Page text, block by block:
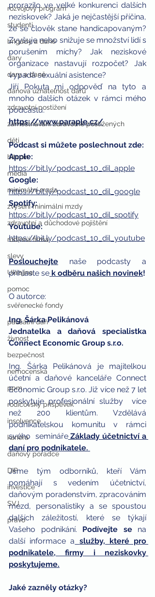
rozvojový program
studenti
brigády a daně
dary
dary a daně
daňová uznatelnost darů
zdravotní postižení
zaměstnávání zdravotně postižených
děti
bitcoin
média
minimální mzda
zvýšení minimální mzdy
zdravotní a důchodové pojištění
rodinná firma
slevy
Ukrajina
pomoc
svěřenecké fondy
paušální daň
živnost
bezpečnost
nemocenská
ppm
rodičovský příspěvek
insolvence
kariéra
daňový poradce
DIP
investice
SVJ
právo
prorazilo ve velké konkurenci dalších
neziskovek? Jaká je nejčastější příčina,
že se člověk stane handicapovaným?
Zvyšuje nebo snižuje se množství lidí s
porušením míchy? Jak neziskové
organizace nastavují rozpočet? Jak
vypadá sexuální asistence?
Jiří Pokuta mi odpověď na tyto a
mnoho dalších otázek v rámci mého
podcastu.
https://www.paraple.cz/
Podcast si můžete poslechnout zde:
https://bit.ly/podcast_10_dil_apple
https://bit.ly/podcast_10_dil_google
Spotify:
https://bit.ly/podcast_10_dil_spotify
Youtube:
https://bit.ly/podcast_10_dil_youtube
Poslouchejte
naše podcasty a
přihlaste se k odběru našich novinek!
O autorce:
Ing. Šárka Pelikánová
Jednatelka a daňová specialistka
Connect Economic Group s.r.o.
Ing. Šárka Pelikánová je majitelkou
účetní a daňové kanceláře Connect
Economic Group s.r.o. Již více než 7 let
poskytuje profesionální služby  více
než 200 klientům. Vzdělává
podnikatelskou komunitu v rámci
svého  semináře Základy účetnictví a
daní pro podnikatele.
Jsme tým odborníků, kteří Vám
pomáhají s vedením účetnictví,
daňovým poradenstvím, zpracováním
mezd, personalistiky a se spoustou
dalších záležitostí, které se týkají
Vašeho podnikání. Podívejte se na
další informace a služby, které pro
podnikatele, firmy i neziskovky
poskytujeme.
Jaké zazněly otázky?